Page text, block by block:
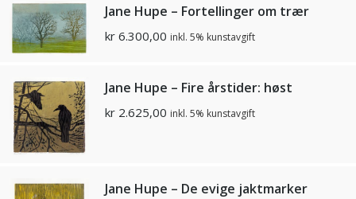
Jane Hupe – Fortellinger om trær
kr 6.300,00 inkl. 5% kunstavgift
Jane Hupe – Fire årstider: høst
kr 2.625,00 inkl. 5% kunstavgift
Jane Hupe – De evige jaktmarker